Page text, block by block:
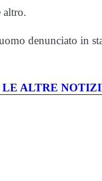
altro.
denunciato in
ALTRE